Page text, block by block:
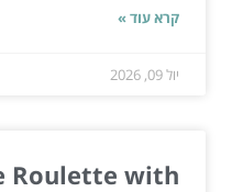
קרא עוד »
יול 09, 2026
Roulette with